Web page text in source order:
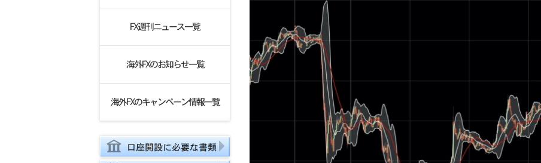
FX週刊ニュース一覧
海外FXのお知らせ一覧
海外FXのキャンペーン情報一覧
口座開設に必要な書類